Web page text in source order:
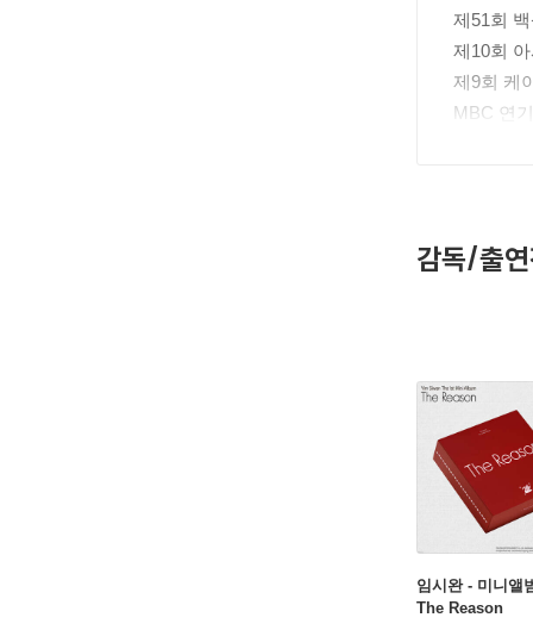
제51회
제10회
제9회 케
MBC 연
제3회 마
감독/출
임시완 - 미니앨
The Reason